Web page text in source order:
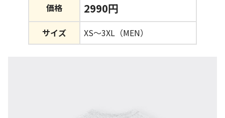
価格 2990円
サイズ XS～3XL（MEN）